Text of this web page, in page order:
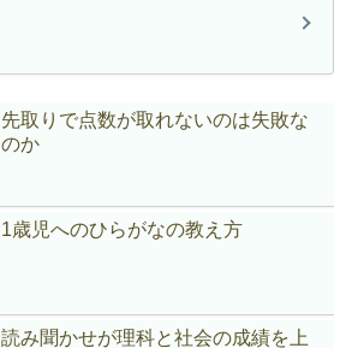
先取りで点数が取れないのは失敗な
のか
1歳児へのひらがなの教え方
読み聞かせが理科と社会の成績を上